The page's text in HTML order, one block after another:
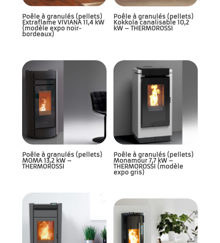
Poêle à granulés (pellets)
Extraflame VIVIANA 11,4 kW
(modèle expo noir-
bordeaux)
Poêle à granulés (pellets)
Kokkola canalisable 10,2
kW – THERMOROSSI
Poêle à granulés (pellets)
MOMA 13,2 kW –
THERMOROSSI
Poêle à granulés (pellets)
Monamour 7,7 kW –
THERMOROSSI (modèle
expo gris)